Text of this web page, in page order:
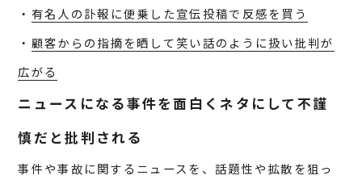
・ 有名人の訃報に便乗した宣伝投稿で反感を買う
・ 顧客からの指摘を晒して笑い話のように扱い批判が
広がる
ニュースになる事件を面白くネタにして不謹
慎だと批判される
事件や事故に関するニュースを、話題性や拡散を狙っ